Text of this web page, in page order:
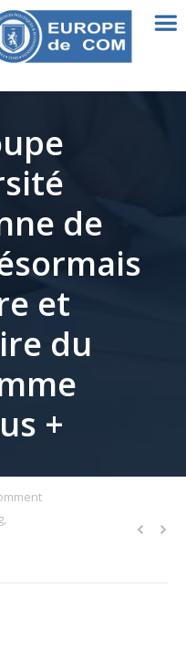
de
et
du
+
,